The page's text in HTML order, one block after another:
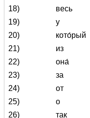
18)
весь
19)
у
20)
кото́рый
21)
из
22)
она́
23)
за
24)
от
25)
о
26)
так